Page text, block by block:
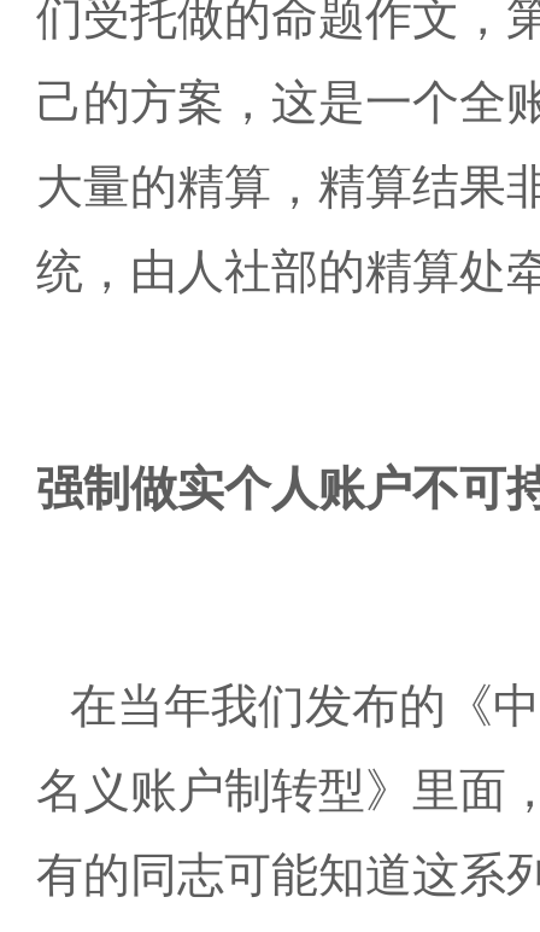
们受托做的命题作文，
己的方案，这是一个全
大量的精算，精算结果
统，由人社部的精算处
强制做实个人账户不可
在当年我们发布的《
名义账户制转型》里面
有的同志可能知道这系